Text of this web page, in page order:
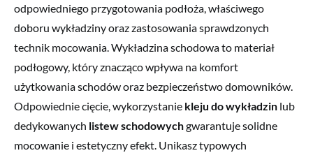
odpowiedniego przygotowania podłoża, właściwego
doboru wykładziny oraz zastosowania sprawdzonych
technik mocowania. Wykładzina schodowa to materiał
podłogowy, który znacząco wpływa na komfort
użytkowania schodów oraz bezpieczeństwo domowników.
Odpowiednie cięcie, wykorzystanie kleju do wykładzin lub
dedykowanych listew schodowychgwarantuje solidne
mocowanie i estetyczny efekt. Unikasz typowych